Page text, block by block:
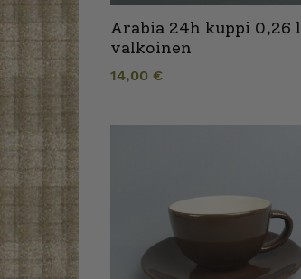
Arabia 24h kuppi 0,26 l
valkoinen
14,00 €